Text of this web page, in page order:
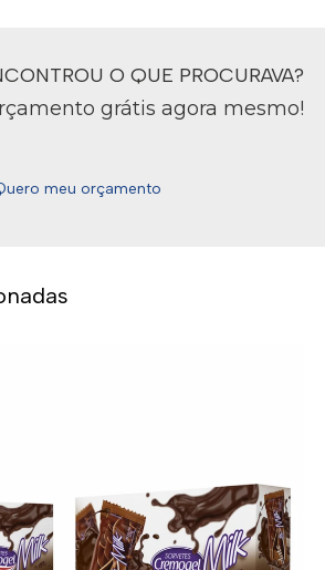
O QUE PROCURAVA?
grátis agora mesmo!
meu orçamento